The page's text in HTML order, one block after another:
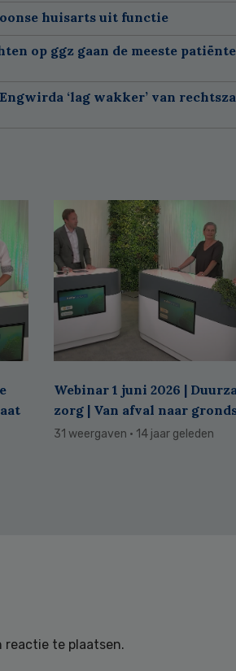
huisarts uit functie
op ggz gaan de meeste
‘lag wakker’ van
Webinar 1 juni 2026 |
zorg | Van afval naar
31 weergaven · 14 jaar geleden
reactie te plaatsen.